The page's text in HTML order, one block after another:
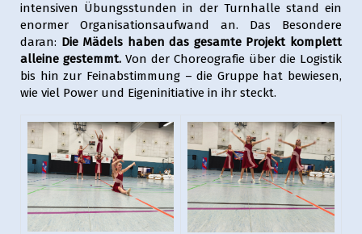
intensiven Übungsstunden in der Turnhalle stand ein
enormer Organisationsaufwand an. Das Besondere
daran: Die Mädels haben das gesamte Projekt komplett
alleine gestemmt. Von der Choreografie über die Logistik
bis hin zur Feinabstimmung – die Gruppe hat bewiesen,
wie viel Power und Eigeninitiative in ihr steckt.